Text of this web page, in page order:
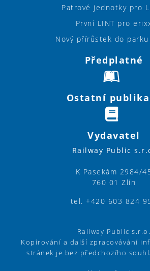
Patrové jednotky pro
První LINT pro
Nový přírůstek do parku
Předplatné
Ostatní
Vydavatel
Railway Public
K Pasekám 2984/
760 01 Zlín
tel. +420 603 824
Railway Public s.r.o.
Kopírování a další zpracovávání
stránek je bez předchozího